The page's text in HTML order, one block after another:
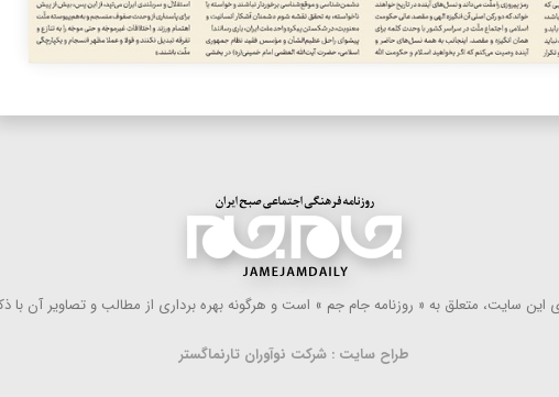
سایت، متعلق به « روزنامه جام جم » است و هرگونه بهره ‌برداری از مطالب و تصاویر آن با
طراح سایت : شرکت نوآوران تارنماگستر